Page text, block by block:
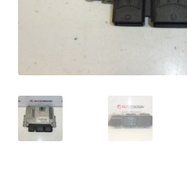
Levering
Min Konto
Om os